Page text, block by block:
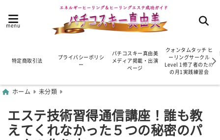
menu
特定商取引法
プライバシーポリシ
ー
パチコスキー真由美
メディア掲載・出演
ページ
クォンタムタッチ ヒ
ーリングサークル
Level 1修了者のため
の月1実践練習会
ホーム 未分類
エステ技術習得通信講座！誰も教
えてくれなかった５つの秘密のパ